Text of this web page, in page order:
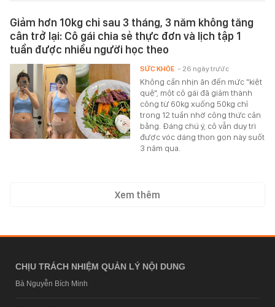
Giảm hơn 10kg chỉ sau 3 tháng, 3 năm không tăng
cân trở lại: Cô gái chia sẻ thực đơn và lịch tập 1
tuần được nhiều người học theo
Không cần nhịn ăn đến mức "kiệt
quệ", một cô gái đã giảm thành
công từ 60kg xuống 50kg chỉ
trong 12 tuần nhờ công thức cân
bằng. Đáng chú ý, cô vẫn duy trì
được vóc dáng thon gọn này suốt
3 năm qua.
SỨC KHỎE - 26 ngày trước
Xem thêm
CHỊU TRÁCH NHIỆM QUẢN LÝ NỘI DUNG
Bà Nguyễn Bích Minh